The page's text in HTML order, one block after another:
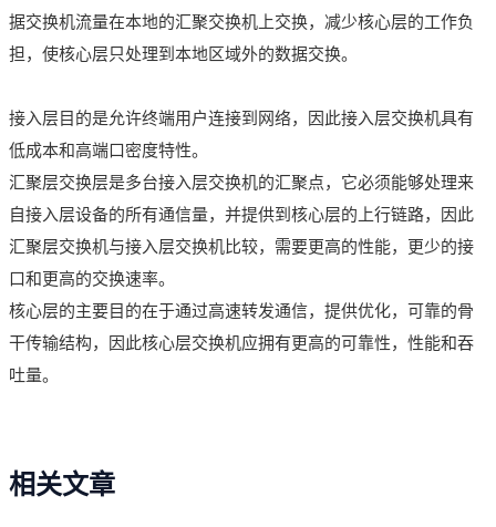
据交换机流量在本地的汇聚交换机上交换，减少核心层的工作负
担，使核心层只处理到本地区域外的数据交换。
接入层目的是允许终端用户连接到网络，因此接入层交换机具有
低成本和高端口密度特性。
汇聚层交换层是多台接入层交换机的汇聚点，它必须能够处理来
自接入层设备的所有通信量，并提供到核心层的上行链路，因此
汇聚层交换机与接入层交换机比较，需要更高的性能，更少的接
口和更高的交换速率。
核心层的主要目的在于通过高速转发通信，提供优化，可靠的骨
干传输结构，因此核心层交换机应拥有更高的可靠性，性能和吞
吐量。
相关文章